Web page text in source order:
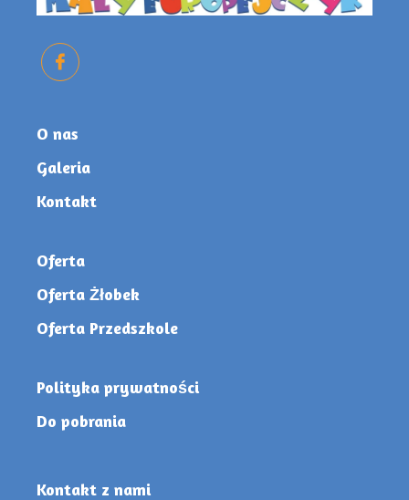
O nas
Galeria
Kontakt
Oferta
Oferta Żłobek
Oferta Przedszkole
Polityka prywatności
Do pobrania
Kontakt z nami